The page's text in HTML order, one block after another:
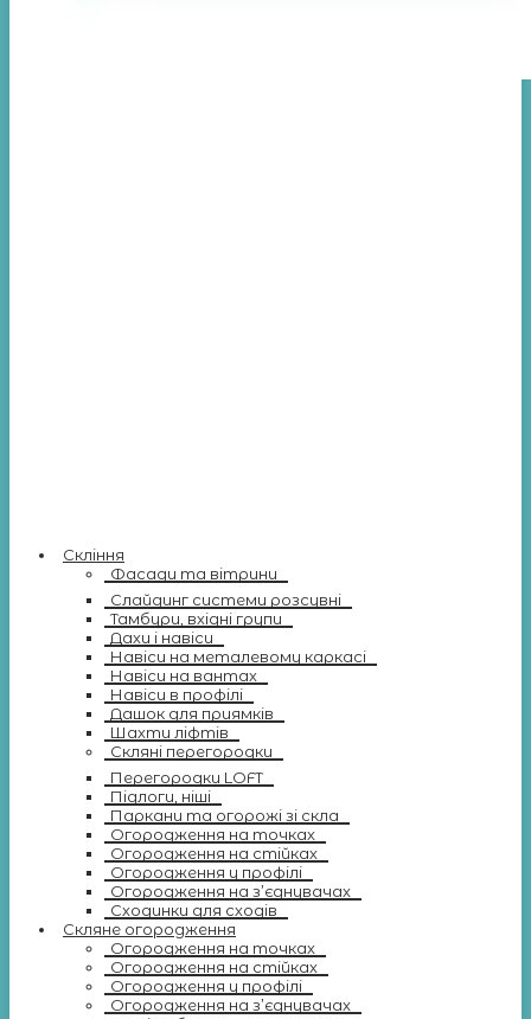
Скління
Фасади та вітрини
Слайдинг системи розсувні
Тамбури, вхідні групи
Дахи і навіси
Навіси на металевому каркасі
Навіси на вантах
Навіси в профілі
Дашок для приямків
Шахти ліфтів
Скляні перегородки
Перегородки LOFT
Підлоги, ніші
Паркани та огорожі зі скла
Огородження на точках
Огородження на стійках
Огородження у профілі
Огородження на з’єднувачах
Сходинки для сходів
Скляне огородження
Огородження на точках
Огородження на стійках
Огородження у профілі
Огородження на з’єднувачах